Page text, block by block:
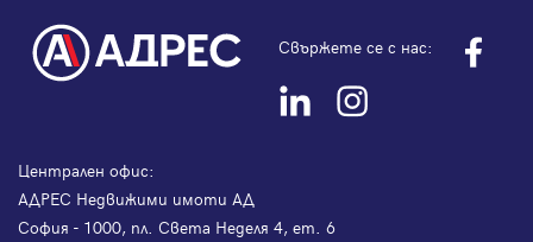
Свържете се с нас:
Централен офис:
АДРЕС Недвижими имоти АД
София - 1000, пл. Света Неделя 4, ет. 6